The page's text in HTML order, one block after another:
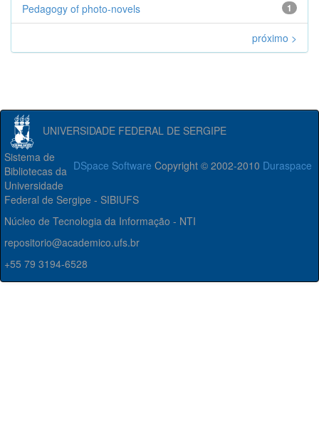
1
Pedagogy of photo-novels
próximo >
UNIVERSIDADE FEDERAL DE SERGIPE
DSpace Software Copyright © 2002-2010 Duraspace
Sistema de
Bibliotecas da
Universidade
Federal de Sergipe - SIBIUFS
Núcleo de Tecnologia da Informação - NTI
repositorio@academico.ufs.br
+55 79 3194-6528